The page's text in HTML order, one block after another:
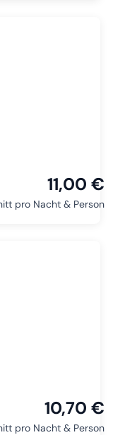
11,00 €
pro Nacht & Person
10,70 €
pro Nacht & Person